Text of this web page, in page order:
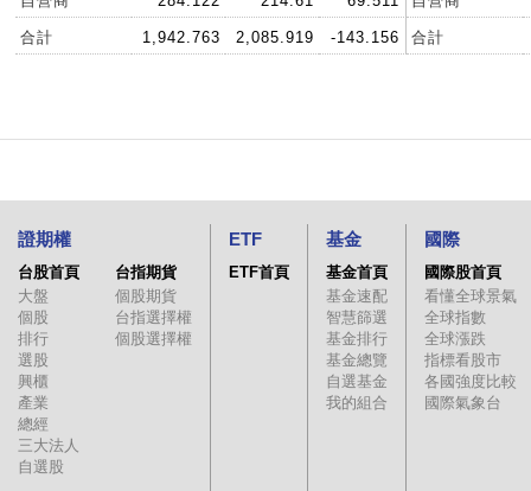
合計 1,942.763 2,085.919 -143.156 合計
證期權
台股首頁
大盤
個股
排行
選股
興櫃
產業
總經
三大法人
自選股
台指期貨
個股期貨
台指選擇權
個股選擇權
ETF
ETF首頁
基金
基金首頁
基金速配
智慧篩選
基金排行
基金總覽
自選基金
我的組合
國際
國際股首頁
看懂全球景氣
全球指數
全球漲跌
指標看股市
各國強度比較
國際氣象台